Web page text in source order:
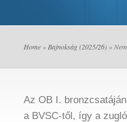
Home » Bajnokság (2025/26) »
Az OB I.
a BVSC-től, így a